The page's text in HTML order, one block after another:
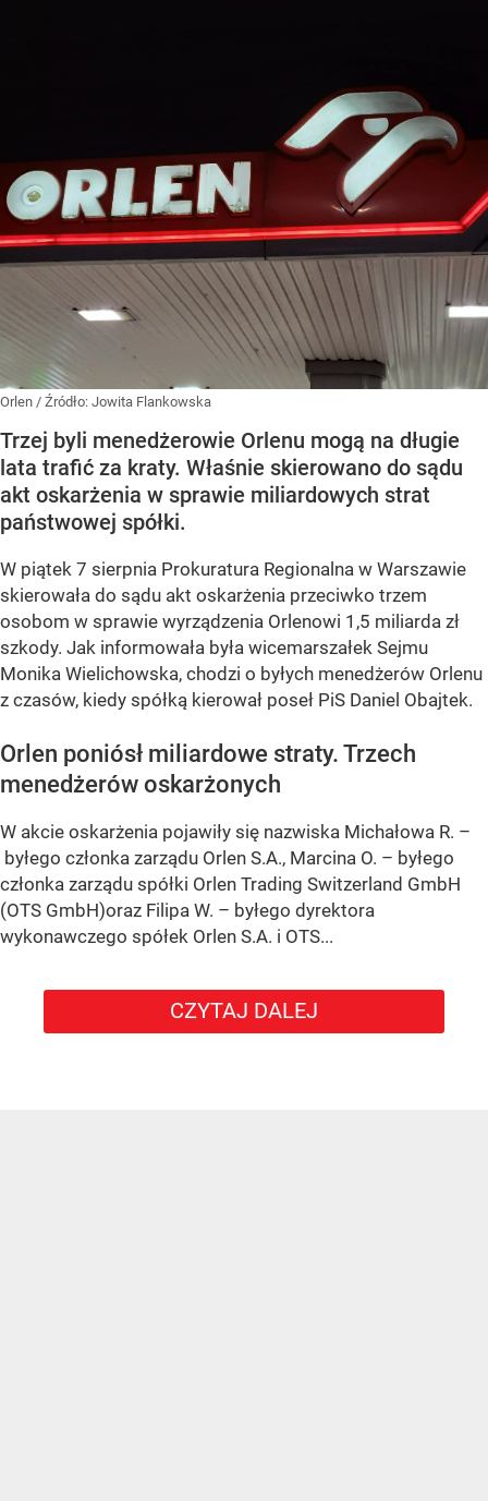
Orlen / Źródło: Jowita Flankowska
Trzej byli menedżerowie Orlenu mogą na długie
lata trafić za kraty. Właśnie skierowano do sądu
akt oskarżenia w sprawie miliardowych strat
państwowej spółki.
W piątek 7 sierpnia Prokuratura Regionalna w Warszawie
skierowała do sądu akt oskarżenia przeciwko trzem
osobom w sprawie wyrządzenia Orlenowi 1,5 miliarda zł
szkody. Jak informowała była wicemarszałek Sejmu
Monika Wielichowska, chodzi o byłych menedżerów Orlenu
z czasów, kiedy spółką kierował poseł PiS Daniel Obajtek.
Orlen poniósł miliardowe straty. Trzech
menedżerów oskarżonych
W akcie oskarżenia pojawiły się nazwiska Michałowa R. –
byłego członka zarządu Orlen S.A., Marcina O. – byłego
członka zarządu spółki Orlen Trading Switzerland GmbH
(OTS GmbH)oraz Filipa W. – byłego dyrektora
wykonawczego spółek Orlen S.A. i OTS...
CZYTAJ DALEJ